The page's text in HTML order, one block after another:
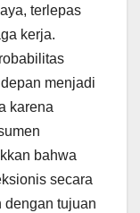
terlepas
kerja.
menjadi
karena
bahwa
secara
dengan tujuan